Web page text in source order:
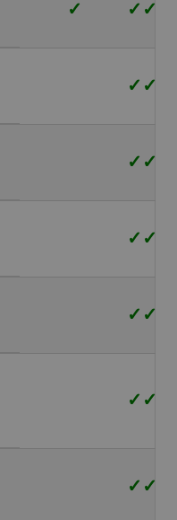
✓ ✓ ✓
✓ ✓
✓ ✓
✓ ✓
✓ ✓
✓ ✓
✓ ✓